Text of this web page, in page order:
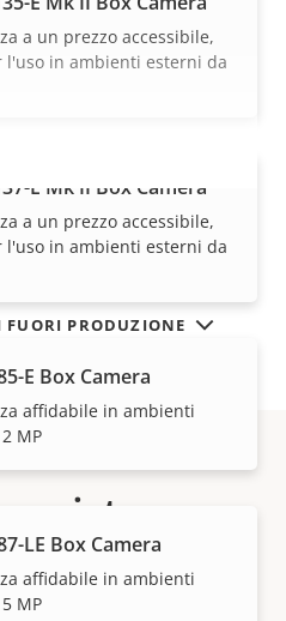
DI PIÙ
a un prezzo accessibile,
l'uso in ambienti esterni da
E Mk II Box Camera
a un prezzo accessibile,
l'uso in ambienti esterni da
E Box Camera
affidabile in ambienti
MP
LE Box Camera
affidabile in ambienti
MP
FUORI PRODUZIONE
prodotti vengono venduti
nostri partner di fiducia.